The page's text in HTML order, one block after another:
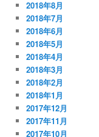
2018年8月
2018年7月
2018年6月
2018年5月
2018年4月
2018年3月
2018年2月
2018年1月
2017年12月
2017年11月
2017年10月